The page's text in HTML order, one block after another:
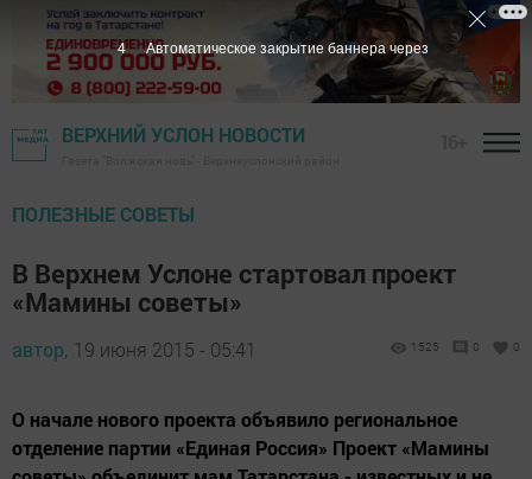
ВЕРХНИЙ УСЛОН НОВОСТИ
ПОЛЕЗНЫЕ СОВЕТЫ
В Верхнем Услоне стартовал проект
«Мамины советы»
автор, 19 июня 2015 - 05:41 1525 0 0
О начале нового проекта объявило региональное
отделение партии «Единая Россия» Проект «Мамины
3 Автоматическое закрытие баннера через